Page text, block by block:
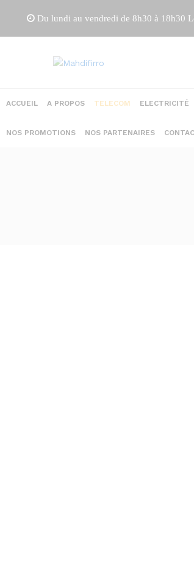
Du lundi au vendredi de 8h30 à 18h30
ACCUEIL A PROPOS TELECOM ELECTRICITÉ
NOS PROMOTIONS NOS PARTENAIRES